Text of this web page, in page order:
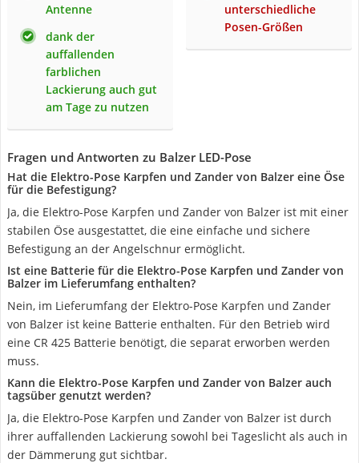
Antenne
dank der
auffallenden
farblichen
Lackierung auch gut
am Tage zu nutzen
unterschiedliche
Posen-Größen
Fragen und Antworten zu Balzer LED-Pose
Hat die Elektro-Pose Karpfen und Zander von Balzer eine Öse
für die Befestigung?
Ja, die Elektro-Pose Karpfen und Zander von Balzer ist mit einer
stabilen Öse ausgestattet, die eine einfache und sichere
Befestigung an der Angelschnur ermöglicht.
Ist eine Batterie für die Elektro-Pose Karpfen und Zander von
Balzer im Lieferumfang enthalten?
Nein, im Lieferumfang der Elektro-Pose Karpfen und Zander
von Balzer ist keine Batterie enthalten. Für den Betrieb wird
eine CR 425 Batterie benötigt, die separat erworben werden
muss.
Kann die Elektro-Pose Karpfen und Zander von Balzer auch
tagsüber genutzt werden?
Ja, die Elektro-Pose Karpfen und Zander von Balzer ist durch
ihrer auffallenden Lackierung sowohl bei Tageslicht als auch in
der Dämmerung gut sichtbar.